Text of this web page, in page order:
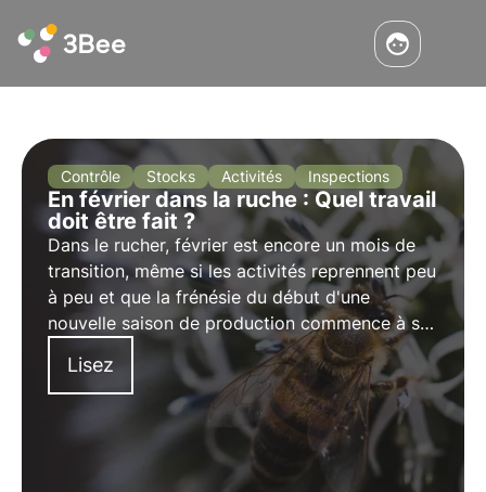
Contrôle Stocks Activités Inspections
En février dans la ruche : Quel travail
doit être fait ?
Dans le rucher, février est encore un mois de
transition, même si les activités reprennent peu
à peu et que la frénésie du début d'une
nouvelle saison de production commence à se
faire sentir. Au cours de ce mois, des
opérations importantes doivent être effectuées
pour permettre à la famille de se rétablir
correctement
Lisez